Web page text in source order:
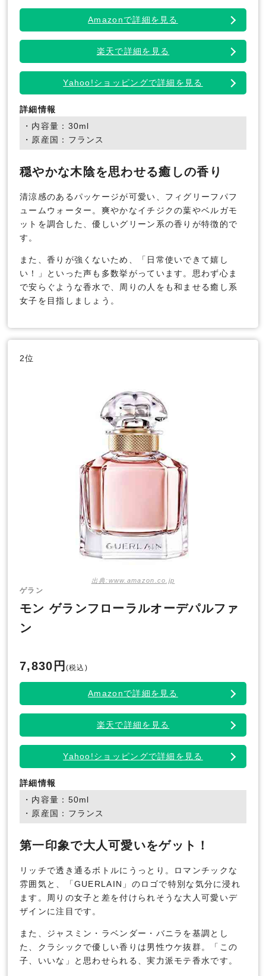
Amazonで詳細を見る
楽天で詳細を見る
Yahoo!ショッピングで詳細を見る
詳細情報
・内容量：30ml
・原産国：フランス
穏やかな木陰を思わせる癒しの香り
清涼感のあるパッケージが可愛い、フィグリーフパフ
ュームウォーター。爽やかなイチジクの葉やベルガモ
ットを調合した、優しいグリーン系の香りが特徴的で
す。
また、香りが強くないため、「日常使いできて嬉し
い！」といった声も多数挙がっています。思わず心ま
で安らぐような香水で、周りの人をも和ませる癒し系
女子を目指しましょう。
2位
出典:www.amazon.co.jp
ゲラン
モン ゲランフローラルオーデパルファ
ン
7,830円 (税込)
Amazonで詳細を見る
楽天で詳細を見る
Yahoo!ショッピングで詳細を見る
詳細情報
・内容量：50ml
・原産国：フランス
第一印象で大人可愛いをゲット！
リッチで透き通るボトルにうっとり。ロマンチックな
雰囲気と、「GUERLAIN」のロゴで特別な気分に浸れ
ます。周りの女子と差を付けられそうな大人可愛いデ
ザインに注目です。
また、ジャスミン・ラベンダー・バニラを基調とし
た、クラシックで優しい香りは男性ウケ抜群。「この
子、いいな」と思わせられる、実力派モテ香水です。